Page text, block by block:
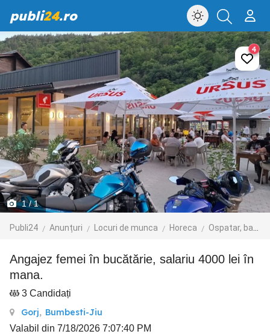
publi24.ro
1/ 1
Publi24 Anunțuri Locuri de munca Horeca Ospatar, barman, sef de sala
4
Angajez femei în bucătărie, salariu 4000 lei în
mana.
3 Candidați
Gorj, Bumbesti-Jiu
Valabil din 7/18/2026 7:07:40 PM